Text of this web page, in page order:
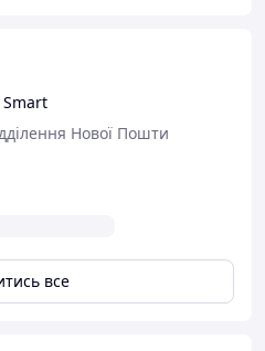
Smart
Нової Пошти
все